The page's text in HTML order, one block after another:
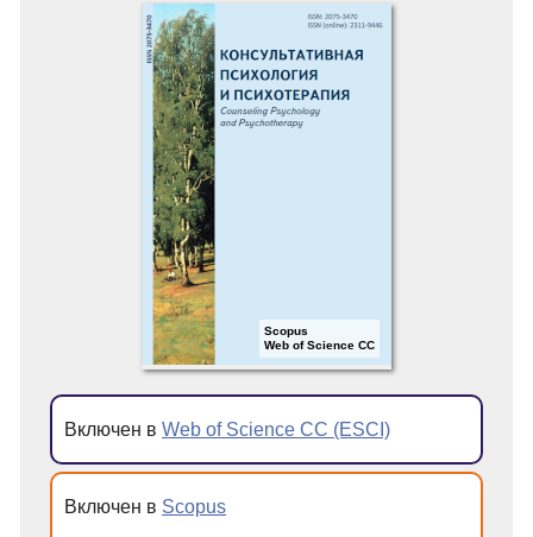
Scopus
Web of Science CC
Включен в Web of Science CC (ESCI)
Включен в Scopus